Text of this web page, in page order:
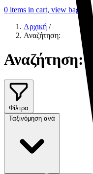
0 items in cart, view bag
Αρχική /
Αναζήτηση:
Αναζήτηση:
Φίλτρα
Ταξινόμηση ανά